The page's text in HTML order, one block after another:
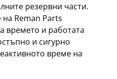
резервни части.
на Reman Parts
времето и работата
и сигурно
време на